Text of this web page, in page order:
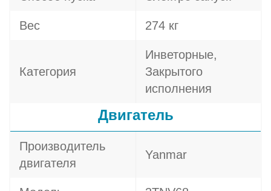
Вес 274 кг
Категория
Инветорные,
Закрытого
исполнения
Двигатель
Производитель
двигателя
Yanmar